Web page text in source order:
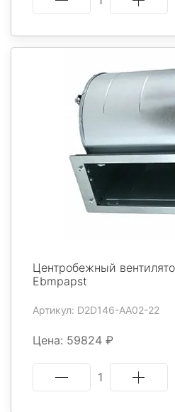
Центробежный
Ebmpapst
Артикул: D2D146-AA02-22
Цена: 59824 ₽
1